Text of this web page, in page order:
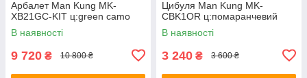
Арбалет Man Kung MK-
XB21GC-KIT ц:green camo
В наявності
9 720 ₴ 10 800 ₴
Цибуля Man Kung MK-
CBK1OR ц:помаранчевий
В наявності
3 240 ₴ 3 600 ₴